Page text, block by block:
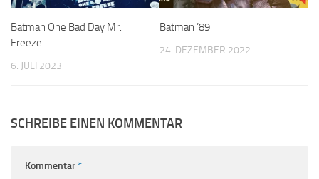
Batman One Bad Day Mr.
Freeze
6. JULI 2023
Batman ’89
24. DEZEMBER 2022
SCHREIBE EINEN KOMMENTAR
Kommentar*